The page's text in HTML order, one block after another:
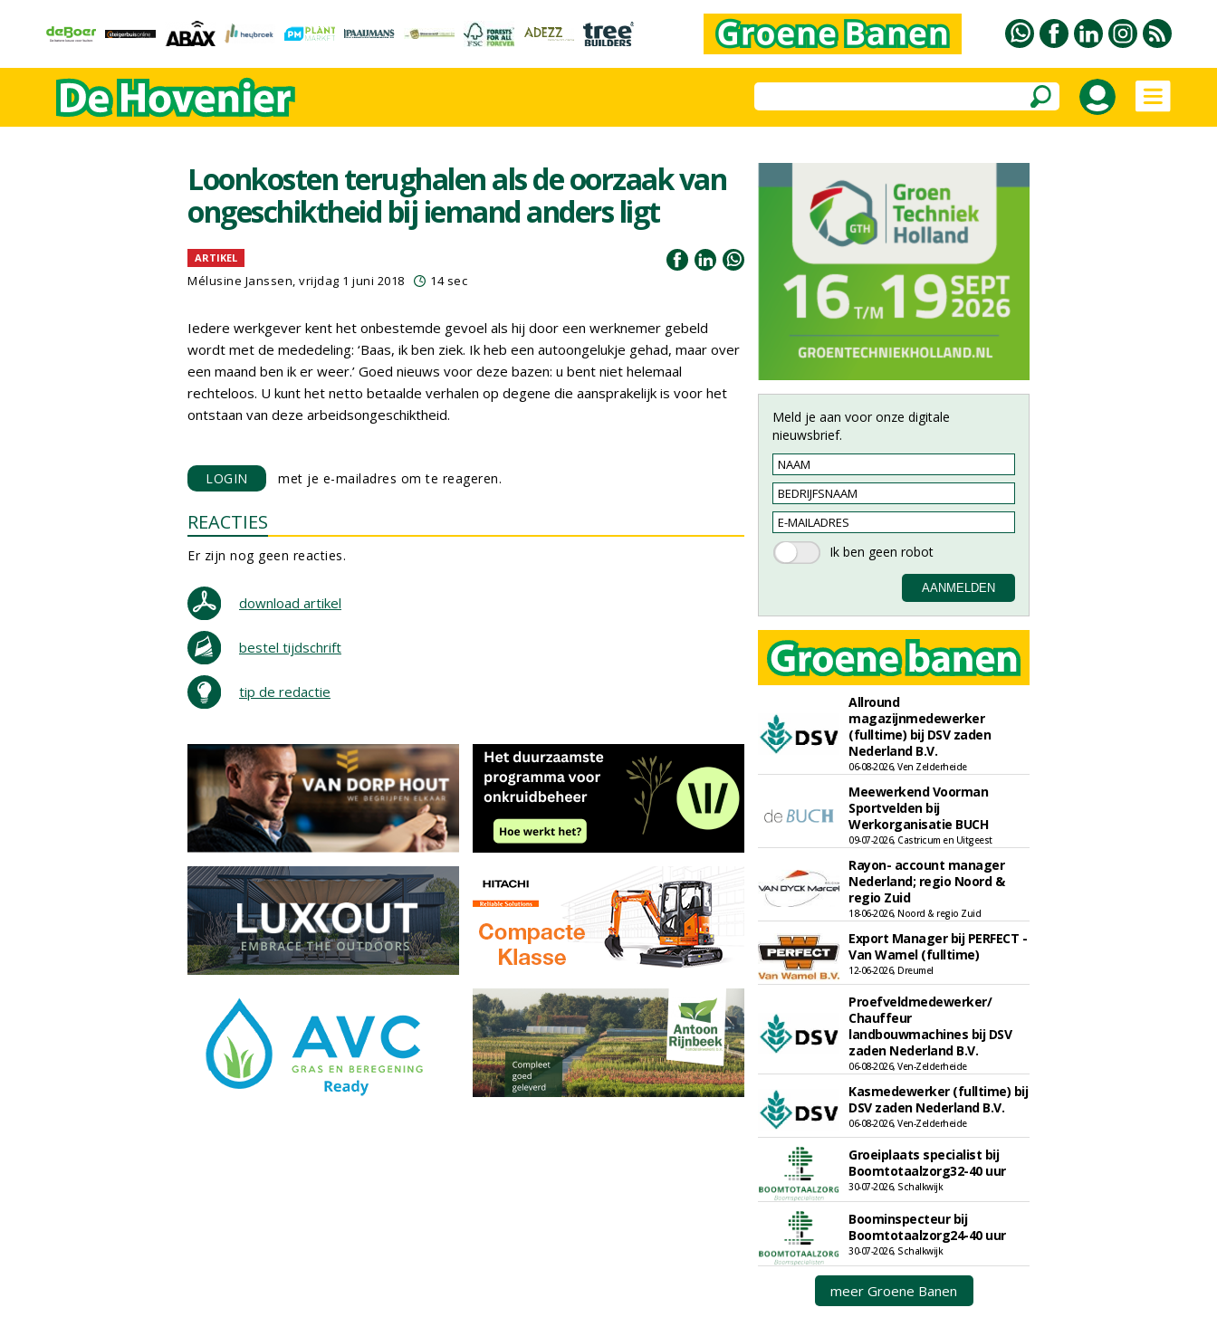
Loonkosten terughalen als de oorzaak van
ongeschiktheid bij iemand anders ligt
ARTIKEL
Mélusine Janssen, vrijdag 1 juni 2018 14 sec
Iedere werkgever kent het onbestemde gevoel als hij door een werknemer gebeld
wordt met de mededeling: ‘Baas, ik ben ziek. Ik heb een autoongelukje gehad, maar over
een maand ben ik er weer.’ Goed nieuws voor deze bazen: u bent niet helemaal
rechteloos. U kunt het netto betaalde verhalen op degene die aansprakelijk is voor het
ontstaan van deze arbeidsongeschiktheid.
LOGIN met je e-mailadres om te reageren.
REACTIES
Er zijn nog geen reacties.
download artikel
bestel tijdschrift
tip de redactie
Meld je aan voor onze digitale
nieuwsbrief.
Allround
magazijnmedewerker
(fulltime) bij DSV zaden
Nederland B.V.
06-08-2026, Ven Zelderheide
Meewerkend Voorman
Sportvelden bij
Werkorganisatie BUCH
09-07-2026, Castricum en Uitgeest
Rayon- account manager
Nederland; regio Noord &
regio Zuid
18-06-2026, Noord & regio Zuid
Export Manager bij PERFECT -
Van Wamel (fulltime)
12-06-2026, Dreumel
Proefveldmedewerker/
Chauffeur
landbouwmachines bij DSV
zaden Nederland B.V.
06-08-2026, Ven-Zelderheide
Kasmedewerker (fulltime) bij
DSV zaden Nederland B.V.
06-08-2026, Ven-Zelderheide
Groeiplaats specialist bij
Boomtotaalzorg32-40 uur
30-07-2026, Schalkwijk
Boominspecteur bij
Boomtotaalzorg24-40 uur
30-07-2026, Schalkwijk
meer Groene Banen